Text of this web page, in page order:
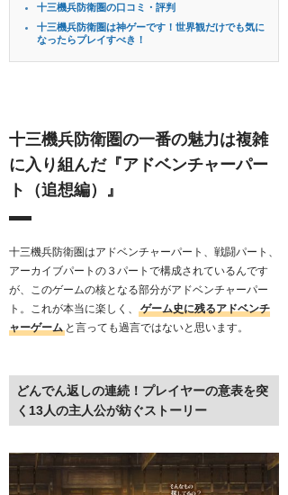
十三機兵防衛圏の口コミ・評判
十三機兵防衛圏は神ゲーです！世界観だけでも気に
なったらプレイすべき！
十三機兵防衛圏の一番の魅力は複雑
に入り組んだ『アドベンチャーパー
ト（追想編）』
十三機兵防衛圏はアドベンチャーパート、戦闘パート、
アーカイブパートの３パートで構成されているんです
が、このゲームの核となる部分がアドベンチャーパー
ト。これが本当に楽しく、
ゲーム史に残るアドベンチ
ャーゲーム と言っても過言ではないと思います。
どんでん返しの連続！プレイヤーの意表を突
く13人の主人公が紡ぐストーリー